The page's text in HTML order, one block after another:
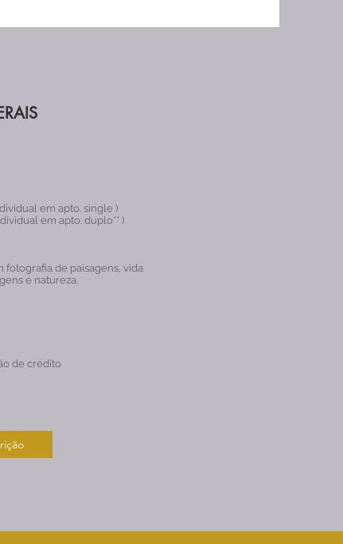
em apto. single )
em apto. duplo** )
fotografia de paisagens, vida
e natureza.
de crédito